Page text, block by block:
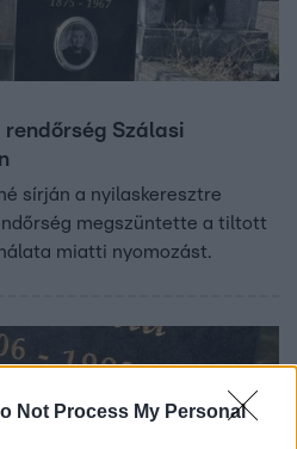
Not Process My Personal
rendőrség Szálasi
sírján a nyilaskeresztre
megszüntette a tiltott
miatti nyomozást.